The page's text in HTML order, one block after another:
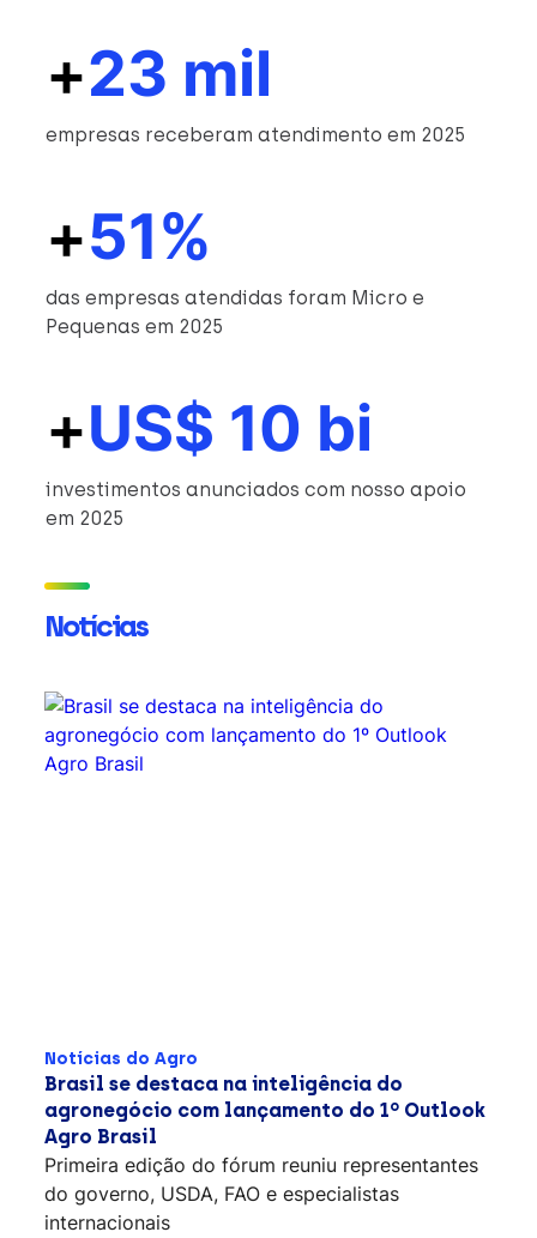
+23 mil
empresas receberam atendimento em 2025
+51%
das empresas atendidas foram Micro e
Pequenas em 2025
+US$ 10 bi
investimentos anunciados com nosso apoio
em 2025
Notícias
Notícias do Agro
Brasil se destaca na inteligência do
agronegócio com lançamento do 1º Outlook
Agro Brasil
Primeira edição do fórum reuniu representantes
do governo, USDA, FAO e especialistas
internacionais